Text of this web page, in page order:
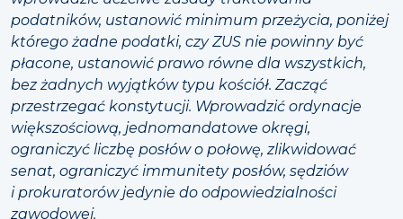
podatników, ustanowić minimum przeżycia, poniżej
którego żadne podatki, czy ZUS nie powinny być
płacone, ustanowić prawo równe dla wszystkich,
bez żadnych wyjątków typu kościół. Zacząć
przestrzegać konstytucji. Wprowadzić ordynacje
większościową, jednomandatowe okręgi,
ograniczyć liczbę posłów o połowę, zlikwidować
senat, ograniczyć immunitety posłów, sędziów
i prokuratorów jedynie do odpowiedzialności
zawodowej.